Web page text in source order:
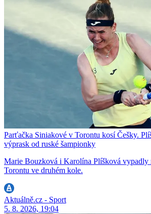
Parťačka Siniakové v Torontu kosí Češky.
výprask od ruské šampionky
Marie Bouzková i Karolína Plíšková vypadly
Torontu ve druhém kole.
Aktuálně.cz - Sport
5. 8. 2026, 19:04